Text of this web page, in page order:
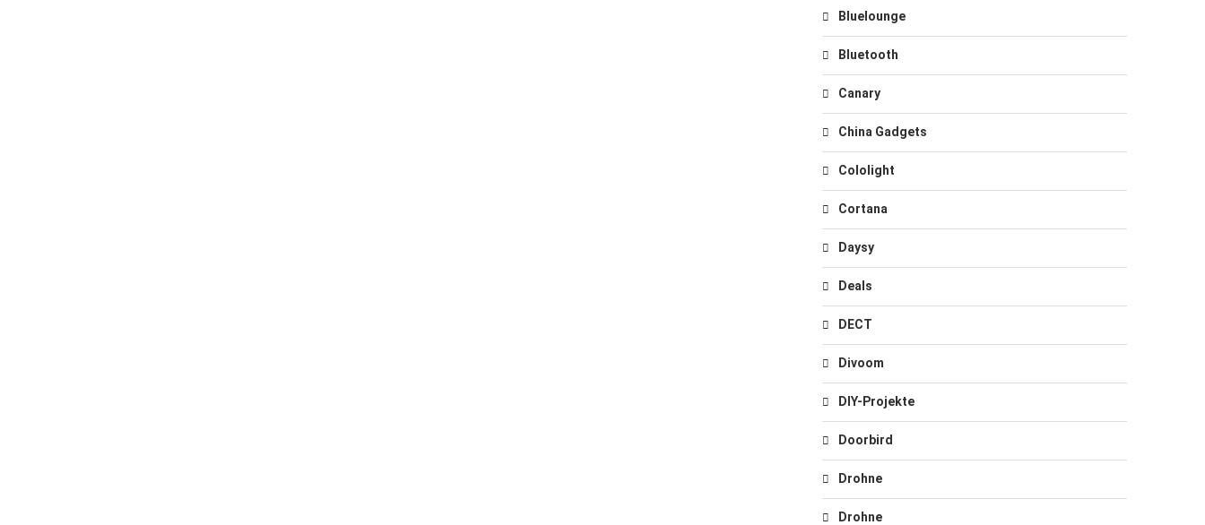
Bluelounge
Bluetooth
Canary
China Gadgets
Cololight
Cortana
Daysy
Deals
DECT
Divoom
DIY-Projekte
Doorbird
Drohne
Drohne